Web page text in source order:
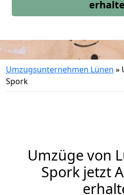
Umzugsunternehmen Lünen »
Spork
Umzüge von
Spork jetzt